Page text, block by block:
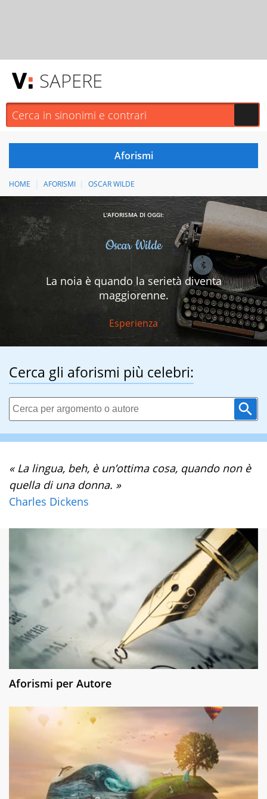
SAPERE
HOME AFORISMI OSCAR WILDE
L'AFORISMA DI OGGI:
Oscar Wilde
La noia è quando la serietà diventa
maggiorenne.
Esperienza
Cerca gli aforismi più celebri:
« La lingua, beh, è un’ottima cosa, quando non è
quella di una donna. »
Charles Dickens
Aforismi per Autore